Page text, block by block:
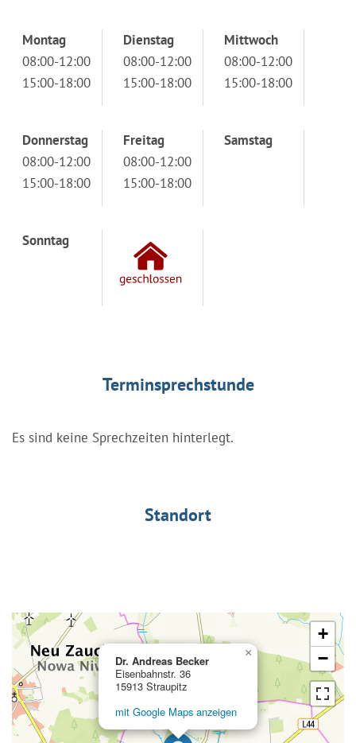
Montag
08:00-12:00
15:00-18:00
Dienstag
08:00-12:00
15:00-18:00
Mittwoch
08:00-12:00
15:00-18:00
Donnerstag
08:00-12:00
15:00-18:00
Freitag
08:00-12:00
15:00-18:00
Samstag
Sonntag
Terminsprechstunde
Es sind keine Sprechzeiten hinterlegt.
Standort
Dr. Andreas Becker
Eisenbahnstr. 36
15913 Straupitz
mit Google Maps anzeigen
×
+
−